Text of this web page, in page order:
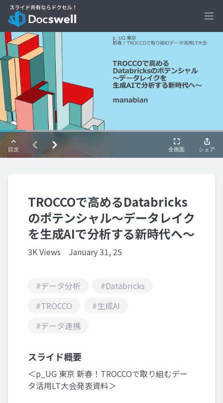
TROCCOで高めるDatabricks
のポテンシャル～データレイク
を生成AIで分析する新時代へ～
3K Views January 31, 25
#データ分析
#Databricks
#TROCCO
#生成AI
#データ連携
スライド概要
＜p_UG 東京 新春！TROCCOで取り組むデー
タ活用LT大会発表資料＞